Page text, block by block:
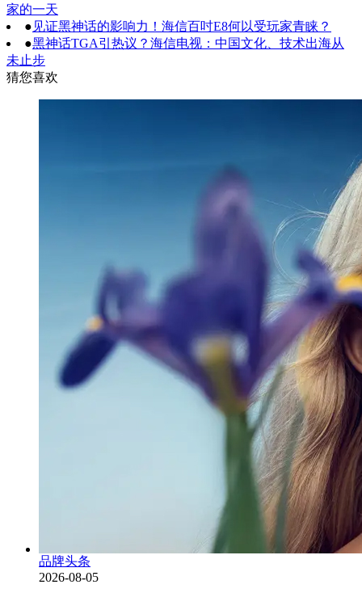
家的一天
● 见证黑神话的影响力！海信百吋E8何以受玩家青睐？
●黑神话TGA引热议？海信电视：中国文化、技术出海从
未止步
猜您喜欢
品牌头条
2026-08-05